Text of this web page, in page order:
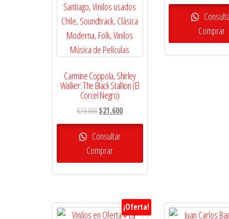
Carmine Coppola, Shirley
Walker: The Black Stallion (El
Corcel Negro)
$24.000El
precio
original
era:
$24.000.
$21.600El
precio
$21.600.
Consultar
Comprar
precio
original
era:
$28.000.
Comprar
¡Oferta!